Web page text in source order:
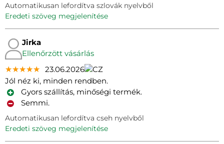
Automatikusan lefordítva szlovák nyelvből
eredeti szöveg megjelenítése
Jirka
Ellenőrzött vásárlás
★★★★★
★★★★★
★★★★★ 23.06.2026
Jól néz ki, minden rendben.
Gyors szállítás, minőségi termék.
Semmi.
Automatikusan lefordítva cseh nyelvből
eredeti szöveg megjelenítése